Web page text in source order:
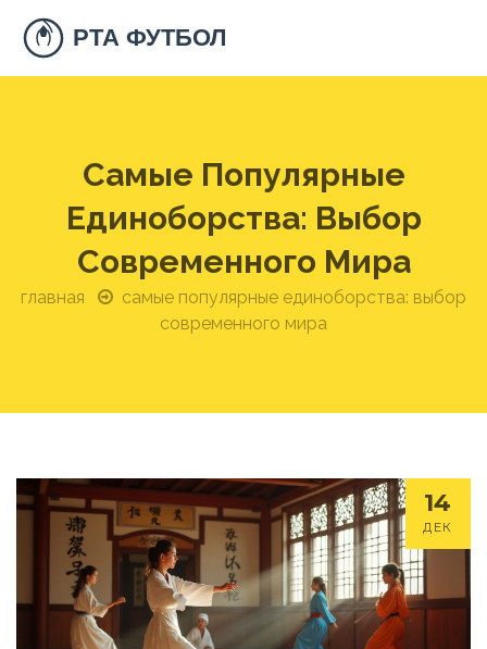
Самые Популярные
Единоборства: Выбор
Современного Мира
главная
самые популярные единоборства: выбор
современного мира
14
ДЕК